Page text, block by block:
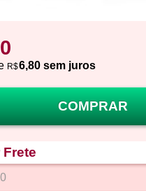
R$6,80 sem juros
COMPRAR